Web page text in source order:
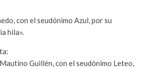
con el seudónimo Azul, por su
hila».
Guillén, con el seudónimo Leteo,